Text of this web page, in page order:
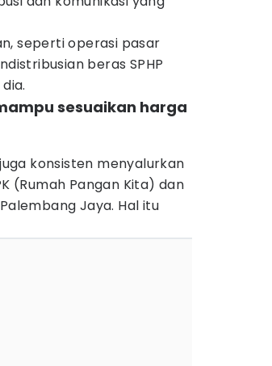
seperti operasi pasar
beras SPHP
sesuaikan harga
konsisten menyalurkan
(Rumah Pangan Kita) dan
Jaya. Hal itu